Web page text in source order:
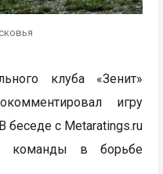
клуба «Зенит»
игру
с Metaratings.ru
команды в борьбе